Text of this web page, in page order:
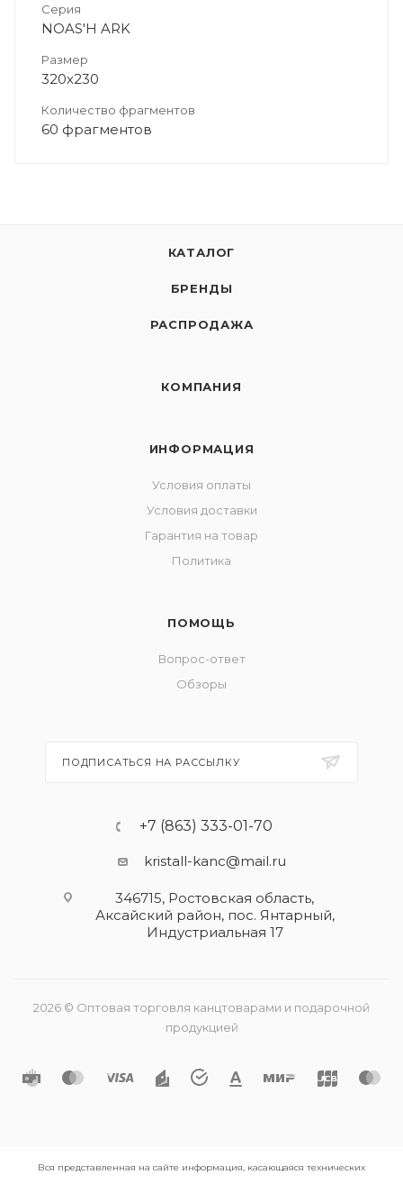
Серия
NOAS'H ARK
Размер
320х230
Количество фрагментов
60 фрагментов
КАТАЛОГ
БРЕНДЫ
РАСПРОДАЖА
КОМПАНИЯ
ИНФОРМАЦИЯ
Условия оплаты
Условия доставки
Гарантия на товар
Политика
ПОМОЩЬ
Вопрос-ответ
Обзоры
ПОДПИСАТЬСЯ НА РАССЫЛКУ
+7 (863) 333-01-70
kristall-kanc@mail.ru
346715, Ростовская область​,
Аксайский район, пос. Янтарный,
Индустриальная 17
2026 © Оптовая торговля канцтоварами и подарочной
продукцией
Вся представленная на сайте информация, касающаяся технических